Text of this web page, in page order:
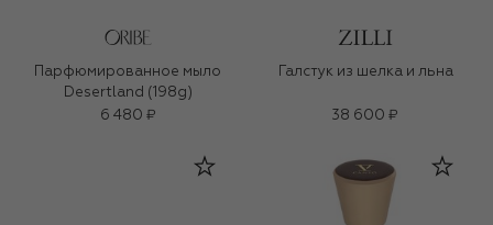
Парфюмированное мыло
Desertland (198g)
6 480 ₽
Галстук из шелка и льна
38 600 ₽